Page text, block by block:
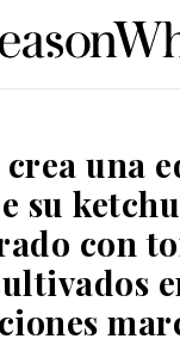
crea una
su
con